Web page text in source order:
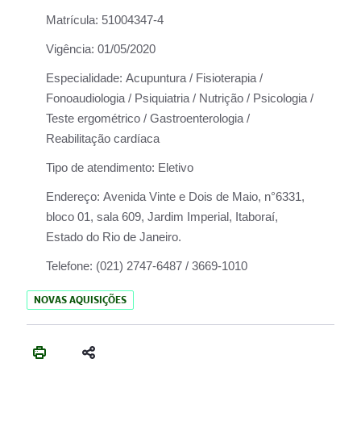
Matrícula: 51004347-4
Vigência: 01/05/2020
Especialidade: Acupuntura / Fisioterapia /
Fonoaudiologia / Psiquiatria / Nutrição / Psicologia /
Teste ergométrico / Gastroenterologia /
Reabilitação cardíaca
Tipo de atendimento: Eletivo
Endereço: Avenida Vinte e Dois de Maio, n°6331,
bloco 01, sala 609, Jardim Imperial, Itaboraí,
Estado do Rio de Janeiro.
Telefone: (021) 2747-6487 / 3669-1010
NOVAS AQUISIÇÕES